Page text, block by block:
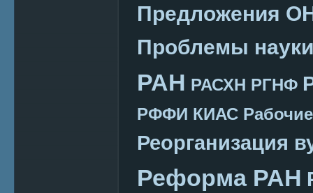
Предложения
Проблемы науки
РАН РАСХН РГНФ
РФФИ КИАС
Реорганизация
Реформа РАН